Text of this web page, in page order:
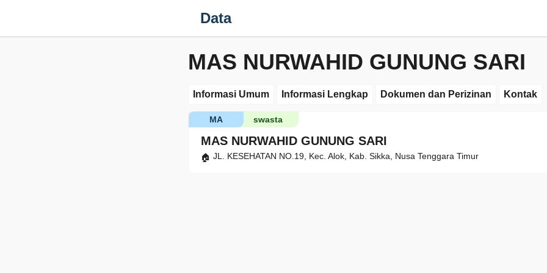
Data
MAS NURWAHID GUNUNG SARI
Informasi Umum Informasi Lengkap Dokumen dan Perizinan Kontak
MAS NURWAHID GUNUNG SARI
swasta
MA
JL. KESEHATAN NO.19, Kec. Alok, Kab. Sikka, Nusa Tenggara Timur